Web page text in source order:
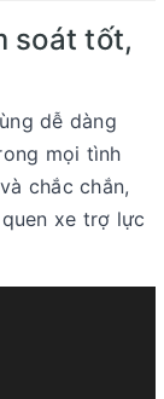
soát tốt,
dễ dàng
mọi tình
chắc chắn,
xe trợ lực